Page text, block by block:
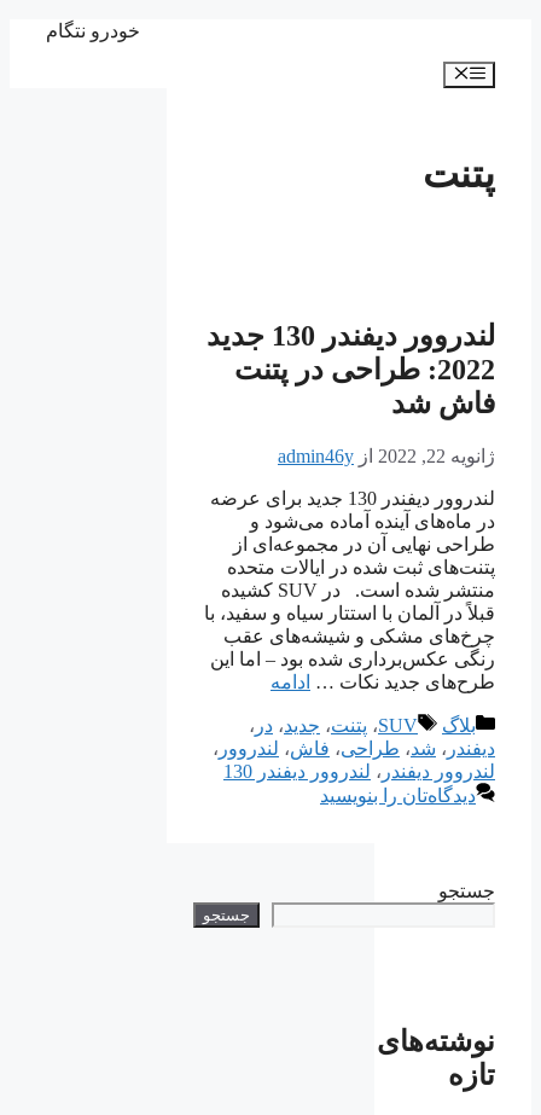
خودرو نتگام
فهرست
پتنت
لندروور دیفندر 130 جدید
2022: طراحی در پتنت
فاش شد
ژانویه 22, 2022 از admin46y
لندروور دیفندر 130 جدید برای عرضه
در ماه‌های آینده آماده می‌شود و
طراحی نهایی آن در مجموعه‌ای از
پتنت‌های ثبت شده در ایالات متحده
منتشر شده است. در SUV کشیده
قبلاً در آلمان با استتار سیاه و سفید، با
چرخ‌های مشکی و شیشه‌های عقب
رنگی عکس‌برداری شده بود – اما این
طرح‌های جدید نکات … ادامه
دسته‌ها
بلاگ برچسب‌ها
SUV، پتنت، جدید، در ،
دیفندر ، شد، طراحی، فاش، لندروور ،
لندروور دیفندر ، لندروور دیفندر 130
دیدگاه‌تان را بنویسید
جستجو
جستجو
نوشته‌های
تازه